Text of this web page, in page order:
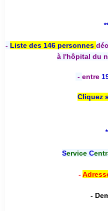
- Liste des 146 personnes
à l'hôpital du
- entre
Cliquez
Service C
-
-